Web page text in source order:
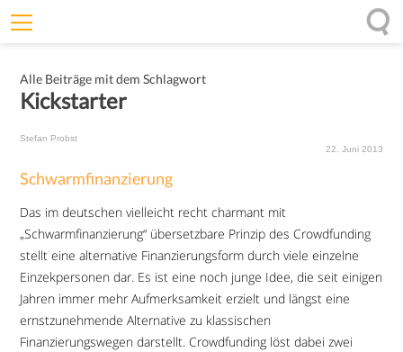
Offenheit
Ursprung
Impulse
Alle Beiträge mit dem Schlagwort
Kickstarter
Stefan Probst
22. Juni 2013
Schwarmfinanzierung
Das im deutschen vielleicht recht charmant mit
„Schwarmfinanzierung“ übersetzbare Prinzip des Crowdfunding
stellt eine alternative Finanzierungsform durch viele einzelne
Einzekpersonen dar. Es ist eine noch junge Idee, die seit einigen
Jahren immer mehr Aufmerksamkeit erzielt und längst eine
ernstzunehmende Alternative zu klassischen
Finanzierungswegen darstellt. Crowdfunding löst dabei zwei